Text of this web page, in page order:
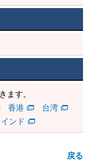
ます。
香港
台湾
インド
戻る